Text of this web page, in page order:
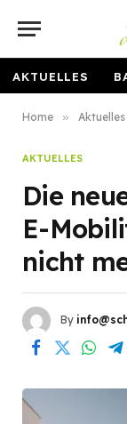
AKTUELLES
Home » Aktuelles
AKTUELLES
Die
E-
nicht
By